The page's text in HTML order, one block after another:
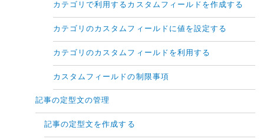
カテゴリで利用するカスタムフィールドを作成する
カテゴリのカスタムフィールドに値を設定する
カテゴリのカスタムフィールドを利用する
カスタムフィールドの制限事項
記事の定型文の管理
記事の定型文を作成する